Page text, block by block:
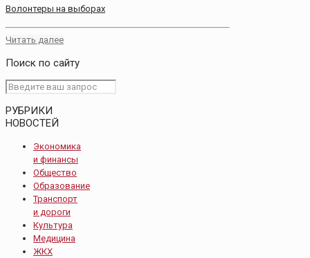
Волонтеры на выборах
Читать далее
Поиск по сайту
РУБРИКИ
НОВОСТЕЙ
Экономика
и финансы
Общество
Образование
Транспорт
и дороги
Культура
Медицина
ЖКХ